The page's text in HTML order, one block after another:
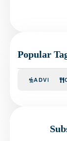
Popular